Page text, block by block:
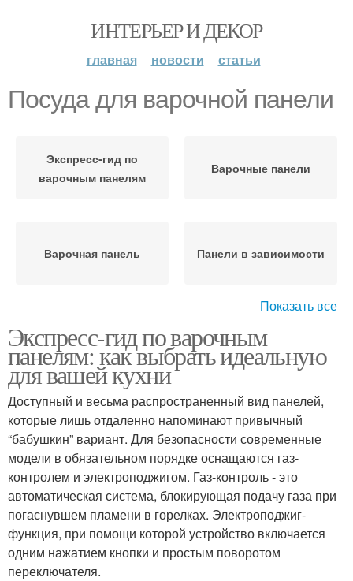
ИНТЕРЬЕР И ДЕКОР
главная новости статьи
Посуда для варочной панели
Экспресс-гид по
варочным панелям
Варочные панели
Варочная панель Панели в зависимости
Варочная плита
Показать все
Экспресс-гид по варочным
панелям: как выбрать идеальную
для вашей кухни
Доступный и весьма распространенный вид панелей,
которые лишь отдаленно напоминают привычный
“бабушкин” вариант. Для безопасности современные
модели в обязательном порядке оснащаются газ-
контролем и электроподжигом. Газ-контроль - это
автоматическая система, блокирующая подачу газа при
погаснувшем пламени в горелках. Электроподжиг-
функция, при помощи которой устройство включается
одним нажатием кнопки и простым поворотом
переключателя.